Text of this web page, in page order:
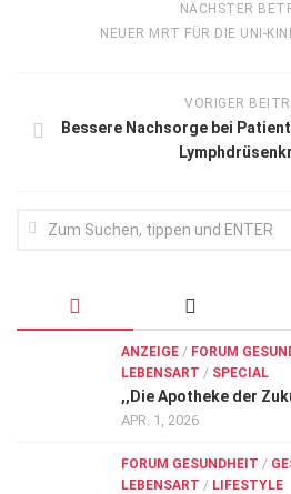
NÄCHSTER
NEUER MRT FÜR DIE UNI-
VORIGER
Bessere Nachsorge bei
ANZEIGE / FORUM
LEBENSART / SPECIAL
,,Die Apotheke der
APR. 1, 2026
FORUM GESUNDHEIT /
LEBENSART / LIFESTYLE